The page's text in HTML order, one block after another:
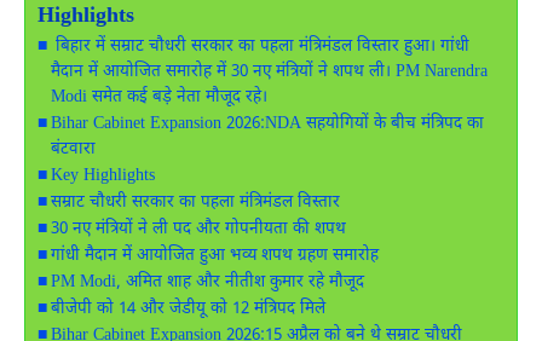
Highlights
बिहार में सम्राट चौधरी सरकार का पहला मंत्रिमंडल विस्तार हुआ। गांधी
मैदान में आयोजित समारोह में 30 नए मंत्रियों ने शपथ ली। PM Narendra
Modi समेत कई बड़े नेता मौजूद रहे।
Bihar Cabinet Expansion 2026:NDA सहयोगियों के बीच मंत्रिपद का
बंटवारा
Key Highlights
सम्राट चौधरी सरकार का पहला मंत्रिमंडल विस्तार
30 नए मंत्रियों ने ली पद और गोपनीयता की शपथ
गांधी मैदान में आयोजित हुआ भव्य शपथ ग्रहण समारोह
PM Modi, अमित शाह और नीतीश कुमार रहे मौजूद
बीजेपी को 14 और जेडीयू को 12 मंत्रिपद मिले
Bihar Cabinet Expansion 2026:15 अप्रैल को बने थे सम्राट चौधरी